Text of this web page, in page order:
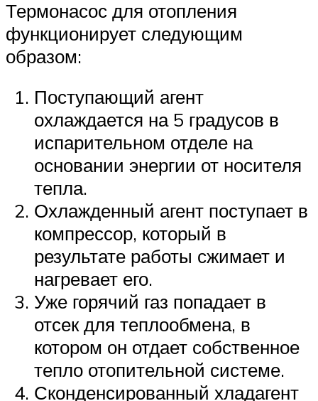
Термонасос для отопления
функционирует следующим
образом:
Поступающий агент
охлаждается на 5 градусов в
испарительном отделе на
основании энергии от носителя
тепла.
Охлажденный агент поступает в
компрессор, который в
результате работы сжимает и
нагревает его.
Уже горячий газ попадает в
отсек для теплообмена, в
котором он отдает собственное
тепло отопительной системе.
Сконденсированный хладагент